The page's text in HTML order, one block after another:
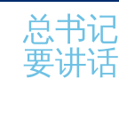
总书
要讲